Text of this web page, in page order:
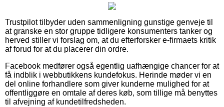
Trustpilot tilbyder uden sammenligning gunstige genveje til
at granske en stor gruppe tidligere konsumenters tanker og
herved stiller vi forslag om, at du efterforsker e-firmaets kritik
af forud for at du placerer din ordre.
Facebook medfører også egentlig uafhængige chancer for at
få indblik i webbutikkens kundefokus. Herinde møder vi en
del online forhandlere som giver kunderne mulighed for at
offentliggøre en omtale af deres køb, som tillige må benyttes
til afvejning af kundetilfredsheden.